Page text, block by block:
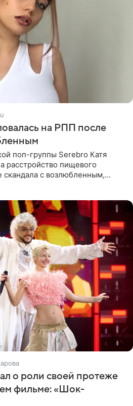
на РПП после
поп-группы Serebro Катя
расстройство пищевого
с возлюбленным,
о роли своей протеже
фильме: «Шок-